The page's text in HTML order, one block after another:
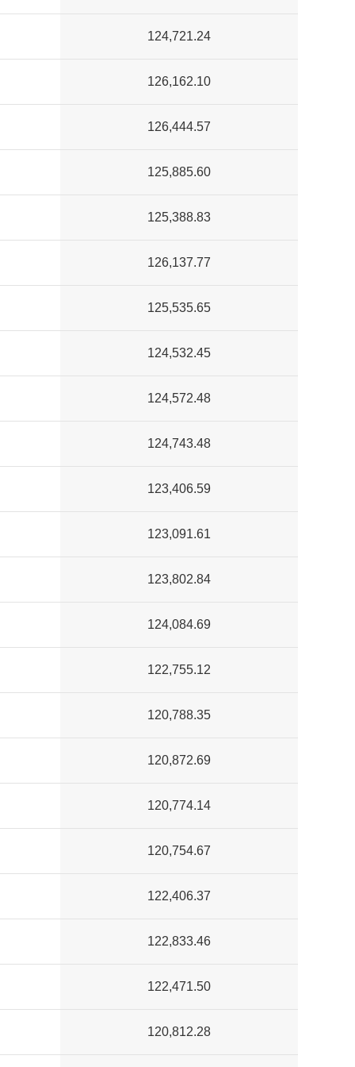
124,721.24
126,162.10
126,444.57
125,885.60
125,388.83
126,137.77
125,535.65
124,532.45
124,572.48
124,743.48
123,406.59
123,091.61
123,802.84
124,084.69
122,755.12
120,788.35
120,872.69
120,774.14
120,754.67
122,406.37
122,833.46
122,471.50
120,812.28